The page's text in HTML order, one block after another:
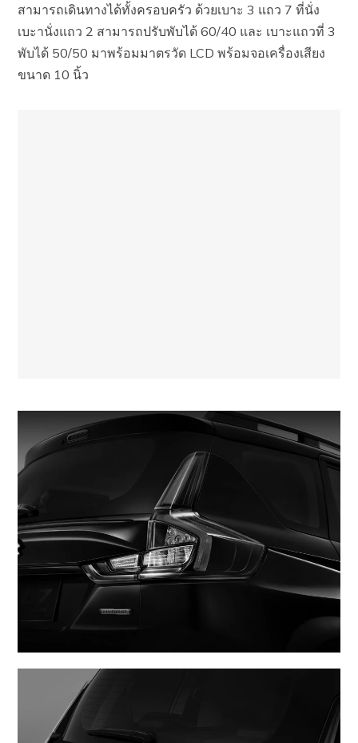
สามารถเดินทางได้ทั้งครอบครัว ด้วยเบาะ 3 แถว 7 ที่นั่ง
เบะานั่งแถว 2 สามารถปรับพับได้ 60/40 และ เบาะแถวที่ 3
พับได้ 50/50 มาพร้อมมาตรวัด LCD พร้อมจอเครื่องเสียง
ขนาด 10 นิ้ว